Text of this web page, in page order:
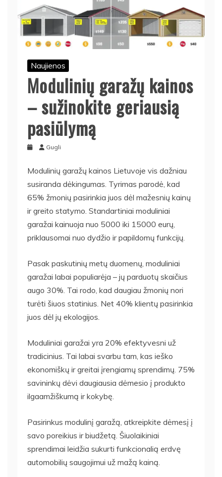
Naujienos
Modulinių garažų kainos
– sužinokite geriausią
pasiūlymą
Gugli
Modulinių garažų kainos Lietuvoje vis dažniau
susiranda dėkingumas. Tyrimas parodė, kad
65% žmonių pasirinkia juos dėl mažesnių kainų
ir greito statymo. Standartiniai moduliniai
garažai kainuoja nuo 5000 iki 15000 eurų,
priklausomai nuo dydžio ir papildomų funkcijų.
Pasak paskutinių metų duomenų, moduliniai
garažai labai populiarėja – jų parduotų skaičius
augo 30%. Tai rodo, kad daugiau žmonių nori
turėti šiuos statinius. Net 40% klientų pasirinkia
juos dėl jų ekologijos.
Moduliniai garažai yra 20% efektyvesni už
tradicinius. Tai labai svarbu tam, kas ieško
ekonomiškų ir greitai įrengiamų sprendimų. 75%
savininkų dėvi daugiausia dėmesio į produkto
ilgaamžiškumą ir kokybę.
Pasirinkus modulinį garažą, atkreipkite dėmesį į
savo poreikius ir biudžetą. Šiuolaikiniai
sprendimai leidžia sukurti funkcionalią erdvę
automobilių saugojimui už mažą kainą.